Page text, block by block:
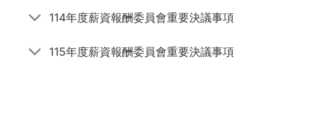
114年度薪資報酬委員會重要決議事項
115年度薪資報酬委員會重要決議事項